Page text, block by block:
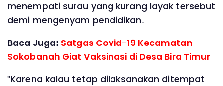
menempati surau yang kurang layak tersebut
demi mengenyam pendidikan.
Baca Juga: Satgas Covid-19 Kecamatan
Sokobanah Giat Vaksinasi di Desa Bira Timur
"Karena kalau tetap dilaksanakan ditempat